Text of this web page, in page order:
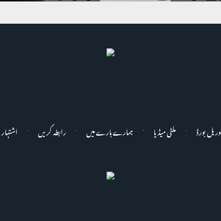
بورڈ ملٹی میڈیا ہمارے بارے میں رابطہ کریں